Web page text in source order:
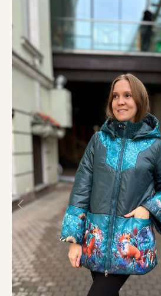
ИП Новикова Светлана Владимировна
ОГРНИП 321673300029012
ИНН 672206316203
Способы оплаты:
Доставка по России
Каталог
Контакты
Доставка и оплата
Обмен и возврат
Правила ухода за одеждой